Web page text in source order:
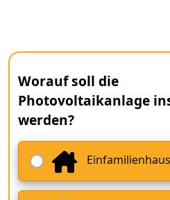
Worauf soll die
Photovoltaikanlage
werden?